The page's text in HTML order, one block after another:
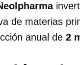
de materias
anual de 2